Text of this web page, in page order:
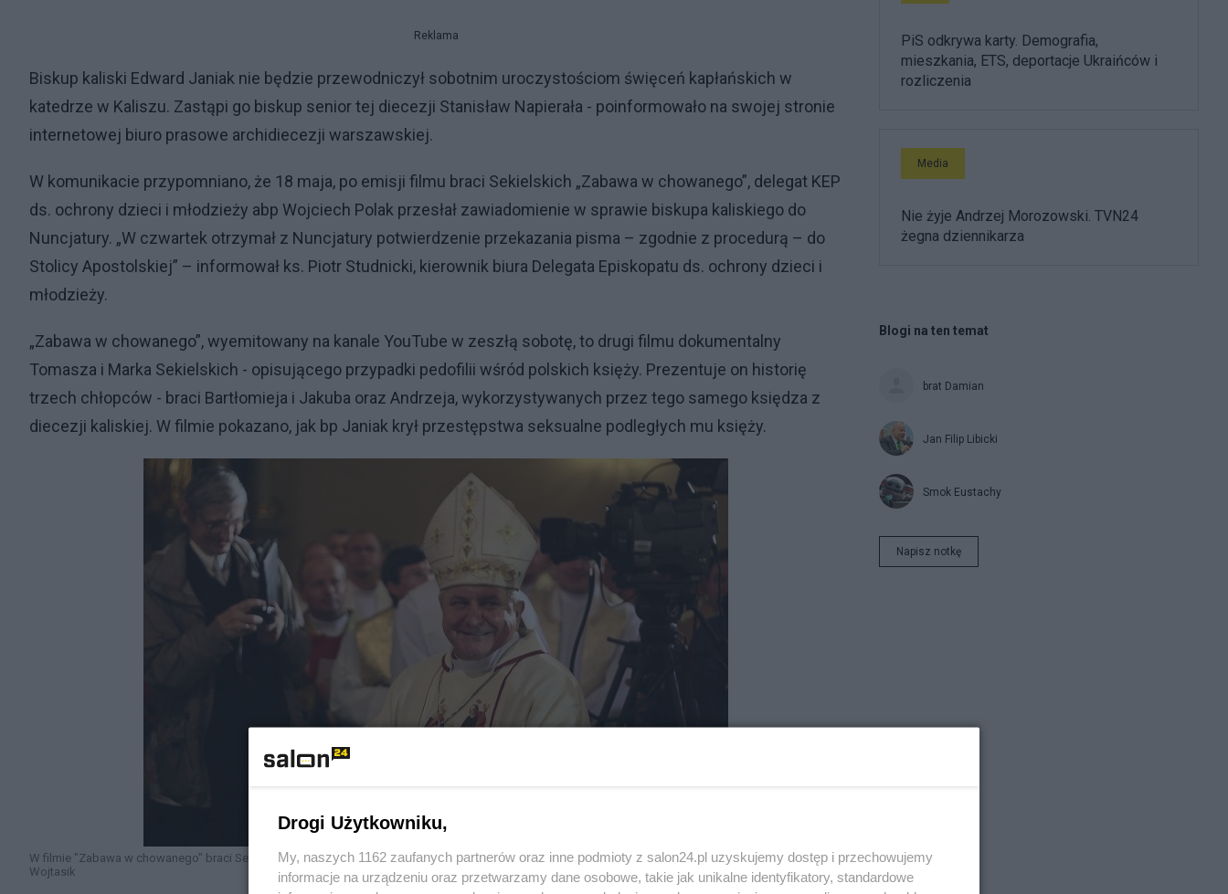
Reklama
Biskup kaliski Edward Janiak nie będzie przewodniczył sobotnim uroczystościom święceń kapłańskich w
katedrze w Kaliszu. Zastąpi go biskup senior tej diecezji Stanisław Napierała - poinformowało na swojej stronie
internetowej biuro prasowe archidiecezji warszawskiej.
W komunikacie przypomniano, że 18 maja, po emisji filmu braci Sekielskich „Zabawa w chowanego”, delegat KEP
ds. ochrony dzieci i młodzieży abp Wojciech Polak przesłał zawiadomienie w sprawie biskupa kaliskiego do
Nuncjatury. „W czwartek otrzymał z Nuncjatury potwierdzenie przekazania pisma – zgodnie z procedurą – do
Stolicy Apostolskiej” – informował ks. Piotr Studnicki, kierownik biura Delegata Episkopatu ds. ochrony dzieci i
młodzieży.
„Zabawa w chowanego”, wyemitowany na kanale YouTube w zeszłą sobotę, to drugi filmu dokumentalny
Tomasza i Marka Sekielskich - opisującego przypadki pedofilii wśród polskich księży. Prezentuje on historię
trzech chłopców - braci Bartłomieja i Jakuba oraz Andrzeja, wykorzystywanych przez tego samego księdza z
diecezji kaliskiej. W filmie pokazano, jak bp Janiak krył przestępstwa seksualne podległych mu księży.
W filmie "Zabawa w chowanego" braci Sekielskich pokazano, jak bp Janiak krył przestępstwa seksualne podległych mu księży. Fot. PAP/Tomasz
Wojtasik
PiS odkrywa karty. Demografia,
mieszkania, ETS, deportacje Ukraińców i
rozliczenia
Media
Nie żyje Andrzej Morozowski. TVN24
żegna dziennikarza
Blogi na ten temat
brat Damian
Jan Filip Libicki
Smok Eustachy
Napisz notkę
Drogi Użytkowniku,
My, naszych 1162 zaufanych partnerów oraz inne podmioty z salon24.pl uzyskujemy dostęp i przechowujemy
informacje na urządzeniu oraz przetwarzamy dane osobowe, takie jak unikalne identyfikatory, standardowe